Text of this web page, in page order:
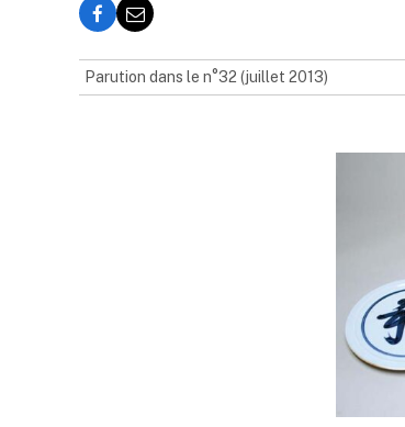
Parution dans le n°32 (juillet 2013)